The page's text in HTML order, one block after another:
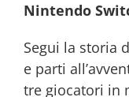
Nintendo
Segui la storia
e parti
tre giocatori in